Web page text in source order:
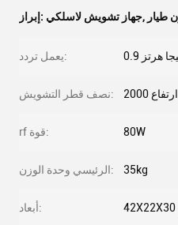
إبراز: جهاز تشويش لاسلكي, طيار
يعمل تردد:
نصف قطر التشويش:
rf قوة: 80W
الرئيسي وحدة الوزن: 35kg
أبعاد: